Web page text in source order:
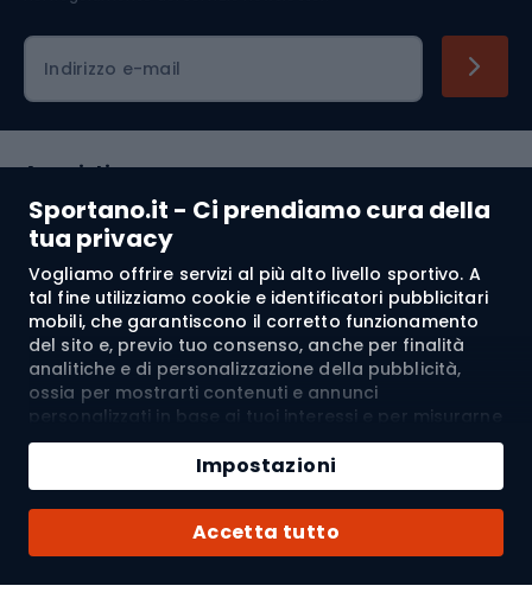
Sportano.it - Ci prendiamo cura della
tua privacy
Vogliamo offrire servizi al più alto livello sportivo. A
tal fine utilizziamo cookie e identificatori pubblicitari
mobili, che garantiscono il corretto funzionamento
del sito e, previo tuo consenso, anche per finalità
analitiche e di personalizzazione della pubblicità,
ossia per mostrarti contenuti e annunci
personalizzati in base ai tuoi interessi e per misurarne
l’efficacia. I cookie e gli identificatori pubblicitari
mobili possono essere utilizzati sia per attività
pubblicitarie personalizzate sia non personalizzate, a
seconda dei consensi da te espressi. Se clicchi su
“Accetta tutto”, acconsenti al trattamento dei tuoi
dati personali da parte di SPORTANO.COM Sp. z o.o. e
dei suoi Partner Fidati, inclusa la personalizzazione
Accetta tutto
Impostazioni
Quantità
Aggiungi al carrello
Acquista con
Indirizzo e-mail
Acquisti
Servizio clienti
Regolamento
Chi siamo
© 2026 Sportano